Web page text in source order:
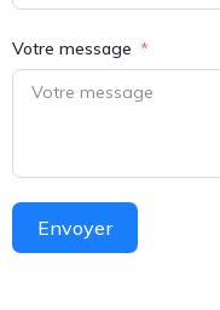
Votre message
Envoyer